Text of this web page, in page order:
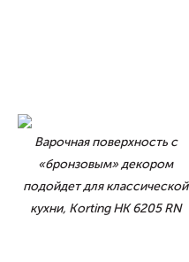
Варочная поверхность с
«бронзовым» декором
подойдет для классической
кухни, Korting HK 6205 RN